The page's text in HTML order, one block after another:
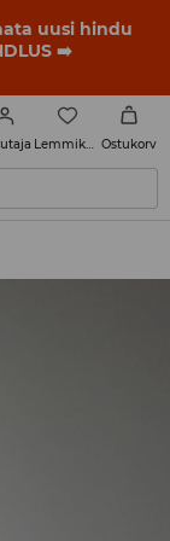
uusi hindu
➡️
Ostukorv